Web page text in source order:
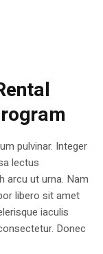
pulvinar. Integer
lectus
arcu ut urna. Nam
libero sit amet
iaculis
Donec